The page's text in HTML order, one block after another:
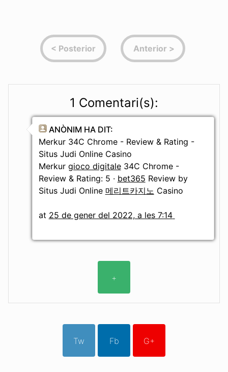
1 Comentari(s):
ANÒNIM HA DIT:
Merkur 34C Chrome - Review & Rating -
Situs Judi Online Casino
Merkur gioco digitale34C Chrome -
Review & Rating: 5 · bet365 ‎Review by
Situs Judi Online 메리트카지노 Casino
at 25 de gener del 2022, a les 7:14
+
Tw Fb G+